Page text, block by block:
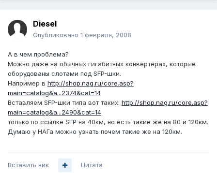
Diesel
Опубликовано 1 февраля, 2008
А в чем проблема?
Можно даже на обычных гигабитных конвертерах, которые
оборудованы слотами под SFP-шки.
Например в http://shop.nag.ru/core.asp?
main=catalog&a...2374&cat=14
Вставляем SFP-шки типа вот таких: http://shop.nag.ru/core.asp?
main=catalog&a...2490&cat=14
только по ссылке SFP на 40км, но есть такие же на 80 и 120км.
Думаю у НАГа можно узнать почем такие же на 120км.
Вставить ник Цитата